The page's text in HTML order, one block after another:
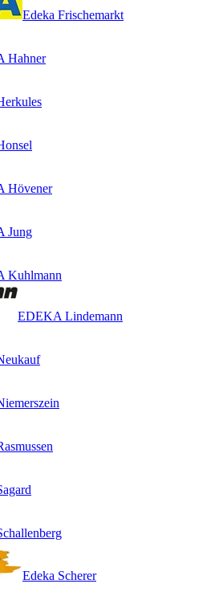
Edeka Frischemarkt
Hahner
Hövener
Jung
Kuhlmann
EDEKA Lindemann
Edeka Scherer